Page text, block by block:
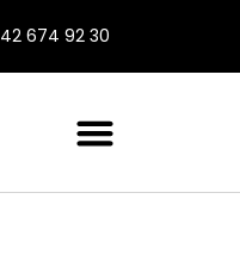
42 674 92 30